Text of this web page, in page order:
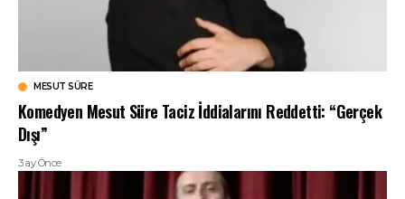
MESUT SÜRE
Komedyen Mesut Süre Taciz İddialarını Reddetti: “Gerçek
Dışı”
3 ay Önce